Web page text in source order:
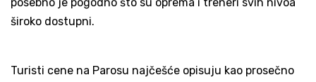
posebno je pogodno što su oprema i treneri svih nivoa
široko dostupni.
Turisti cene na Parosu najčešće opisuju kao prosečno